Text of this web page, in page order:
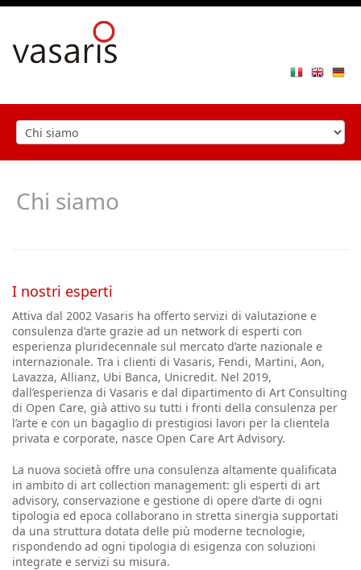
Chi siamo
I nostri esperti
Attiva dal 2002 Vasaris ha offerto servizi di valutazione e
consulenza d’arte grazie ad un network di esperti con
esperienza pluridecennale sul mercato d’arte nazionale e
internazionale. Tra i clienti di Vasaris, Fendi, Martini, Aon,
Lavazza, Allianz, Ubi Banca, Unicredit. Nel 2019,
dall’esperienza di Vasaris e dal dipartimento di Art Consulting
di Open Care, già attivo su tutti i fronti della consulenza per
l’arte e con un bagaglio di prestigiosi lavori per la clientela
privata e corporate, nasce Open Care Art Advisory.
La nuova società offre una consulenza altamente qualificata
in ambito di art collection management: gli esperti di art
advisory, conservazione e gestione di opere d’arte di ogni
tipologia ed epoca collaborano in stretta sinergia supportati
da una struttura dotata delle più moderne tecnologie,
rispondendo ad ogni tipologia di esigenza con soluzioni
integrate e servizi su misura.